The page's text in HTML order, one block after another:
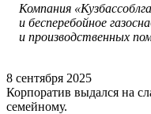
Компания
и бесперебойное
и производственных
8 сентября 2025
Корпоратив выдался на
семейному.